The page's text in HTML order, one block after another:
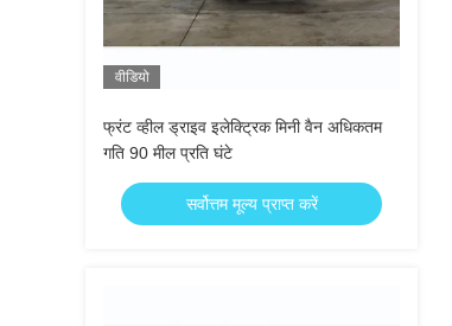
वीडियो
फ्रंट व्हील ड्राइव इलेक्ट्रिक मिनी वैन अधिकतम
गति 90 मील प्रति घंटे
सर्वोत्तम मूल्य प्राप्त करें